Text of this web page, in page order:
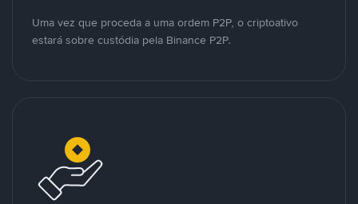
Uma vez que proceda a uma ordem P2P, o criptoativo
estará sobre custódia pela Binance P2P.